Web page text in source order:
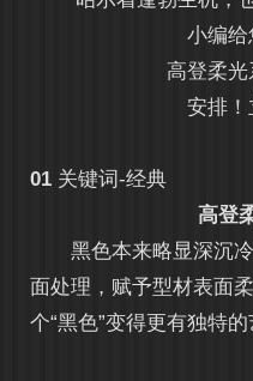
小编给
高登柔
安排！
01 关键词-经典
高登
黑色本来略显深沉
面处理，赋予型材表面
个“黑色”变得更有独特